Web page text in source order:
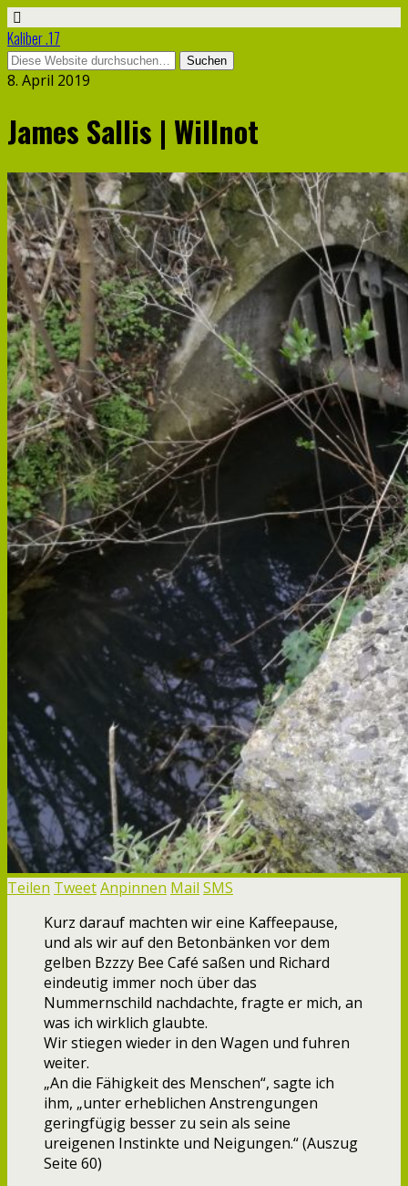
Kaliber .17
8. April 2019
James Sallis | Willnot
Teilen TweetAnpinnen Mail SMS
Kurz darauf machten wir eine Kaffeepause,
und als wir auf den Betonbänken vor dem
gelben Bzzzy Bee Café saßen und Richard
eindeutig immer noch über das
Nummernschild nachdachte, fragte er mich, an
was ich wirklich glaubte.
Wir stiegen wieder in den Wagen und fuhren
weiter.
„An die Fähigkeit des Menschen“, sagte ich
ihm, „unter erheblichen Anstrengungen
geringfügig besser zu sein als seine
ureigenen Instinkte und Neigungen.“ (Auszug
Seite 60)